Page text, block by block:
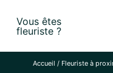
content
Vous êtes
fleuriste ?
Accueil / Fleuriste à